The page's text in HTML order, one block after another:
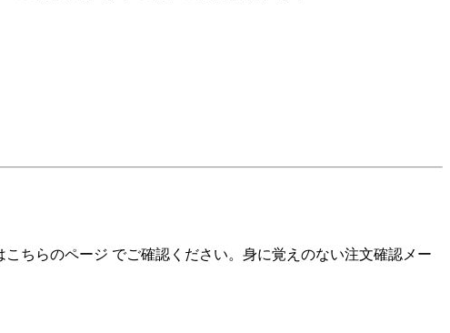
ちらのページ でご確認ください。身に覚えのない注文確認メー